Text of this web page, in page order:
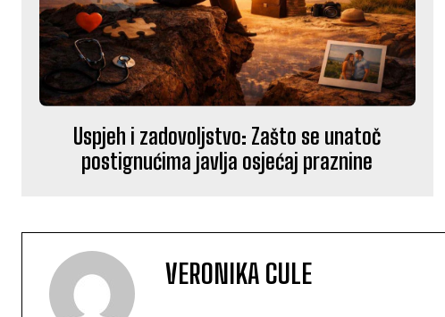
Uspjeh i zadovoljstvo: Zašto se unatoč
postignućima javlja osjećaj praznine
VERONIKA CULE